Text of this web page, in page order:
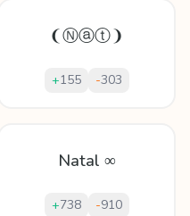
❨Ⓝⓐⓣ❩
+155 -303
Natal ∞
+738 -910